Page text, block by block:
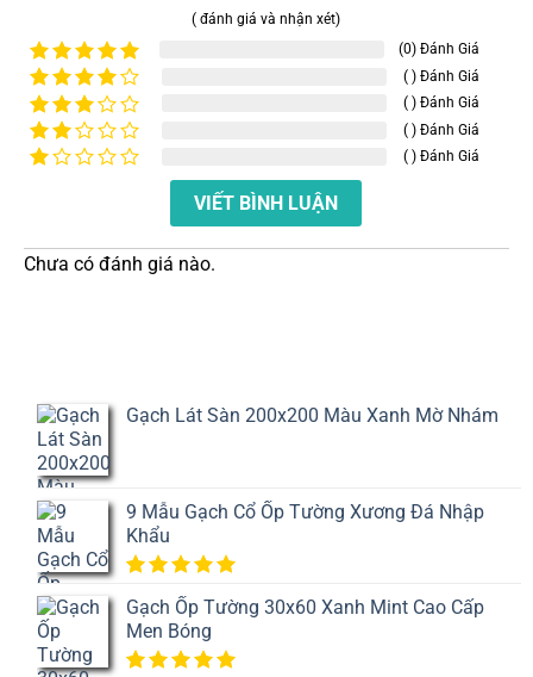
( đánh giá và nhận xét)
Được xếp
hạng55
sao
(0) Đánh Giá
Được
xếp
hạng 4
5 sao
( ) Đánh Giá
Được
xếp
hạng
( ) Đánh Giá
Được
( ) Đánh Giá
5
( ) Đánh Giá
VIẾT BÌNH LUẬN
Chưa có đánh giá nào.
Gạch Lát Sàn 200x200 Màu Xanh Mờ Nhám
9 Mẫu Gạch Cổ Ốp Tường Xương Đá Nhập
Khẩu
trên
5 dựa
trênđánh
giá
Gạch Ốp Tường 30x60 Xanh Mint Cao Cấp
Men Bóng